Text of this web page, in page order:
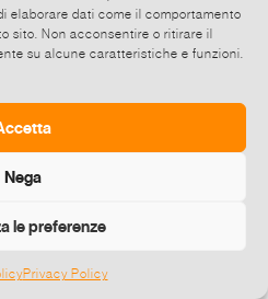
elaborare dati come il comportamento
sito. Non acconsentire o ritirare il
su alcune caratteristiche e funzioni.
Nega
le preferenze
Privacy Policy